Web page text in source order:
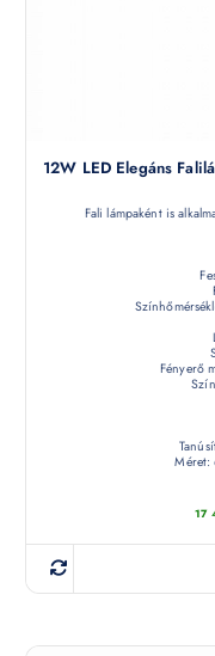
12W LED Elegáns
Fali lámpaként is
Fényerő
Méret:
17